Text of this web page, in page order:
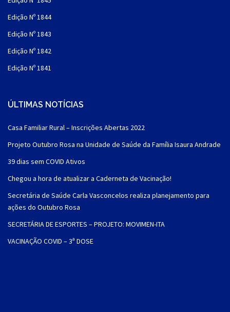
Edição Nº 1844
Edição Nº 1843
Edição Nº 1842
Edição Nº 1841
ÚLTIMAS NOTÍCIAS
Casa Familiar Rural – Inscrições Abertas 2022
Projeto Outubro Rosa na Unidade de Saúde da Família Isaura Andrade
39 dias sem COVID Ativos
Chegou a hora de atualizar a Caderneta de Vacinação!
Secretária de Saúde Carla Vasconcelos realiza planejamento para
ações do Outubro Rosa
SECRETÁRIA DE ESPORTES – PROJETO: MOVIMEN-ITA
VACINAÇÃO COVID – 3ª DOSE